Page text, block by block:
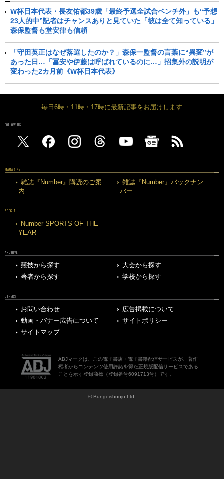
W杯日本代表・長友佑都39歳「最終予選全試合ベンチ外」も“予想
23人的中”記者はチャンスありと見ていた「彼は全て知っている」
森保監督も堂安律も信頼
「守田英正はなぜ落選したのか？」森保一監督の言葉に“異変”が
あった日…「冨安や伊藤は呼ばれているのに…」招集外の説明が
変わった2カ月前《W杯日本代表》
毎日6時・11時・17時に最新記事をお届けします
FOLLOW US
MAGAZINE
雑誌『Number』購読のご案
内
雑誌『Number』バックナン
バー
SPECIAL
Number SPORTS OF THE
YEAR
ARCHIVE
競技から探す
大会から探す
著者から探す
学校から探す
OTHERS
お問い合わせ
広告掲載について
動画・バナー広告について
サイトポリシー
サイトマップ
ABJマークは、この電子書店・電子書籍配信サービスが、著作
権者からコンテンツ使用許諾を得た正規版配信サービスである
ことを示す登録商標（登録番号6091713号）です。
© Bungeishunju Ltd.